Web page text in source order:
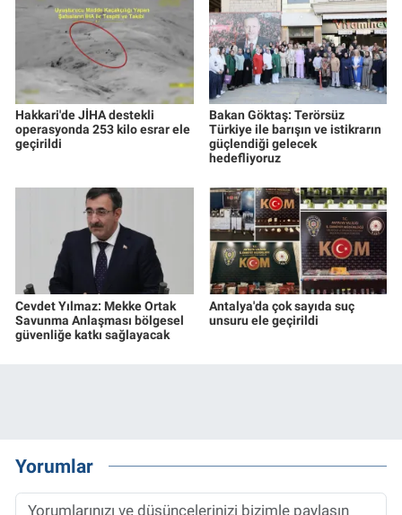
Hakkari'de JİHA destekli
operasyonda 253 kilo esrar ele
geçirildi
Bakan Göktaş: Terörsüz
Türkiye ile barışın ve istikrarın
güçlendiği gelecek
hedefliyoruz
Cevdet Yılmaz: Mekke Ortak
Savunma Anlaşması bölgesel
güvenliğe katkı sağlayacak
Antalya'da çok sayıda suç
unsuru ele geçirildi
Yorumlar